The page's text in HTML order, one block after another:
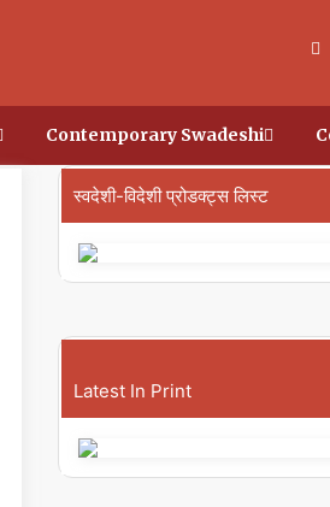
Contemporary Swadeshi
स्वदेशी-विदेशी प्रोडक्ट्स लिस्ट
Latest In Print